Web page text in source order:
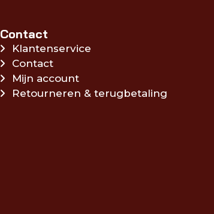
Contact
Klantenservice
Contact
Mijn account
Retourneren & terugbetaling